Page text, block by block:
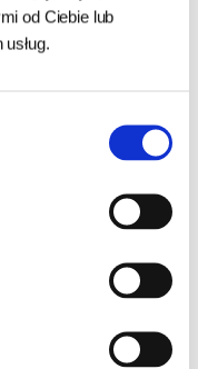
od Ciebie lub
z nasion soi,
uszkodzonych
komórek wątroby.
biorący udział
przebiegających w
z transportem,
amoniaku przez cykl
Jest również